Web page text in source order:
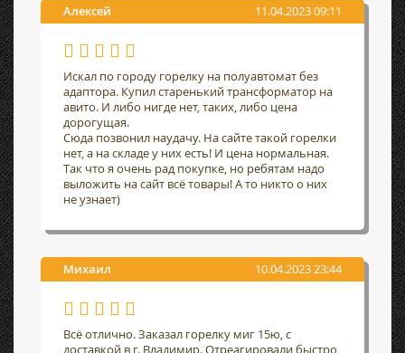
Алексей 11.04.2023 09:11
Искал по городу горелку на полуавтомат без
адаптора. Купил старенький трансформатор на
авито. И либо нигде нет, таких, либо цена
дорогущая.
Сюда позвонил наудачу. На сайте такой горелки
нет, а на складе у них есть! И цена нормальная.
Так что я очень рад покупке, но ребятам надо
выложить на сайт всё товары! А то никто о них
не узнает)
Михаил 10.04.2023 23:44
Всё отлично. Заказал горелку миг 15ю, с